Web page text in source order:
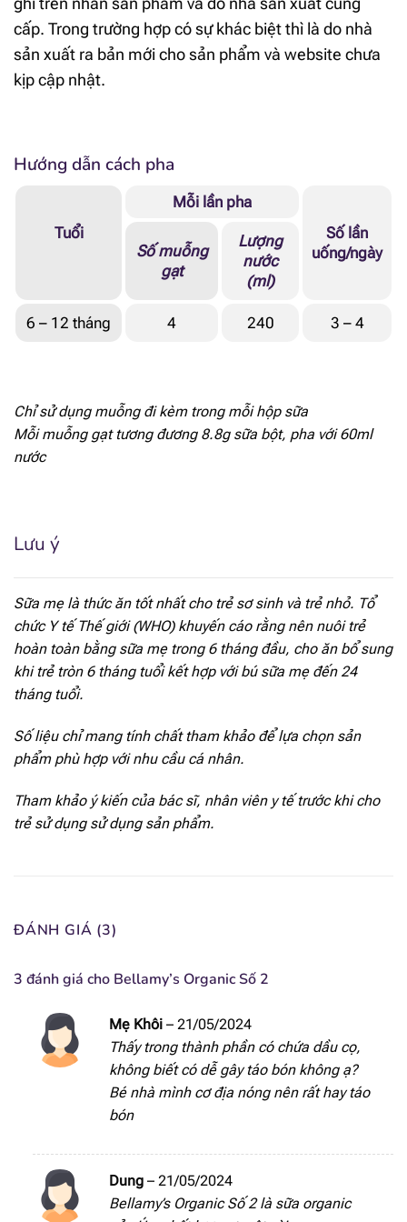
[popup_anything
id="1972"]
673 mg
[popup_anything
id="1866"]
1.1 mcg
[popup_anything
id="1914"]
6.9 mcg
[popup_anything
id="1922"]
79 mcg
[popup_anything
[popup_anything
id="1925"]
486 mcg
[popup_anything
id="1926"]
53 mcg
[popup_anything
id="1929"]
4 mcg
[popup_anything
id="1927"]
11.9 mcg
id="1967"]
[popup_anything
id="1968"]
[popup_anything
id="1969"]
79 mg
53 mg
[popup_anything
cấp. Trong trường hợp có sự khác biệt thì là do nhà
sản xuất ra bản mới cho sản phẩm và website chưa
kịp cập nhật.
Hướng dẫn cách pha
Tuổi
Mỗi lần pha
Số lần
uống/ngày
Số muỗng
gạt
Lượng
nước
(ml)
6 – 12 tháng 4 240 3 – 4
Chỉ sử dụng muỗng đi kèm trong mỗi hộp sữa
Mỗi muỗng gạt tương đương 8.8g sữa bột, pha với 60ml
nước
Lưu ý
Sữa mẹ là thức ăn tốt nhất cho trẻ sơ sinh và trẻ nhỏ. Tổ
chức Y tế Thế giới (WHO) khuyến cáo rằng nên nuôi trẻ
hoàn toàn bằng sữa mẹ trong 6 tháng đầu, cho ăn bổ sung
khi trẻ tròn 6 tháng tuổi kết hợp với bú sữa mẹ đến 24
tháng tuổi.
Số liệu chỉ mang tính chất tham khảo để lựa chọn sản
phẩm phù hợp với nhu cầu cá nhân.
Tham khảo ý kiến của bác sĩ, nhân viên y tế trước khi cho
trẻ sử dụng sử dụng sản phẩm.
ĐÁNH GIÁ (3)
3 đánh giá cho Bellamy’s Organic Số 2
Mẹ Khôi – 21/05/2024
Thấy trong thành phần có chứa dầu cọ,
không biết có dễ gây táo bón không ạ?
Bé nhà mình cơ địa nóng nên rất hay táo
bón
Dung – 21/05/2024
Bellamy’s Organic Số 2 là sữa organic